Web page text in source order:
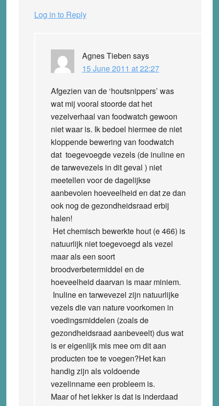
Log in to Reply
Agnes Tieben says
15 June 2011 at 22:27
Afgezien van de ‘houtsnippers’ was
wat mij vooral stoorde dat het
vezelverhaal van foodwatch gewoon
niet waar is. Ik bedoel hiermee de niet
kloppende bewering van foodwatch
dat toegevoegde vezels (de inuline en
de tarwevezels in dit geval ) niet
meetellen voor de dagelijkse
aanbevolen hoeveelheid en dat ze dan
ook nog de gezondheidsraad erbij
halen!
Het chemisch bewerkte hout (e 466) is
natuurlijk niet toegevoegd als vezel
maar als een soort
broodverbetermiddel en de
hoeveelheid daarvan is maar miniem.
Inuline en tarwevezel zijn natuurlijke
vezels die van nature voorkomen in
voedingsmiddelen (zoals de
gezondheidsraad aanbeveelt) dus wat
is er eigenlijk mis mee om dit aan
producten toe te voegen?Het kan
handig zijn als voldoende
vezelinname een probleem is.
Maar of het lekker is dat is inderdaad